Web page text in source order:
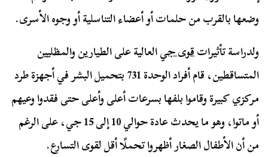
وضعها بالقرب من حلمات أو أعضاء التناسلية أو وجوه الأسرى.
ولدراسة تأثيراتقوى جيالعالية على الطيارين والمظليين
المتساقطين، قام أفراد الوحدة 731 بتحميل البشر في أجهزة طرد
مركزي كبيرة وقاموا بلفها بسرعات أعلى وأعلى حتى فقدوا وعيهم
أو ماتوا، وهو ما يحدث عادة حوالي 10 إلى 15 جي، على الرغم
من أن الأطفال الصغار أظهروا تحملًا أقل لقوى التسارع.